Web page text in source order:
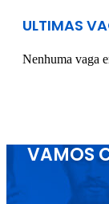
ULTIMAS
Nenhuma vaga
VAMOS